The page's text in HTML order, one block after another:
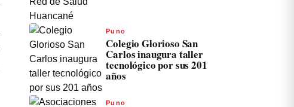
Puno
Colegio Glorioso San
Carlos inaugura taller
tecnológico por sus 201
años
Puno